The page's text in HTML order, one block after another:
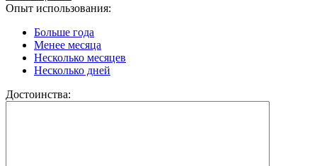
Опыт использования:
Больше года
Менее месяца
Несколько месяцев
Несколько дней
Достоинства: